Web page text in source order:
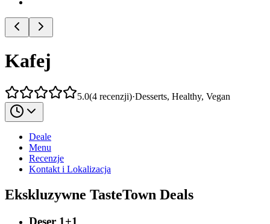
Kafej
5.0(4 recenzji)·Desserts, Healthy, Vegan
Deale
Menu
Recenzje
Kontakt i Lokalizacja
Ekskluzywne TasteTown Deals
Deser 1+1